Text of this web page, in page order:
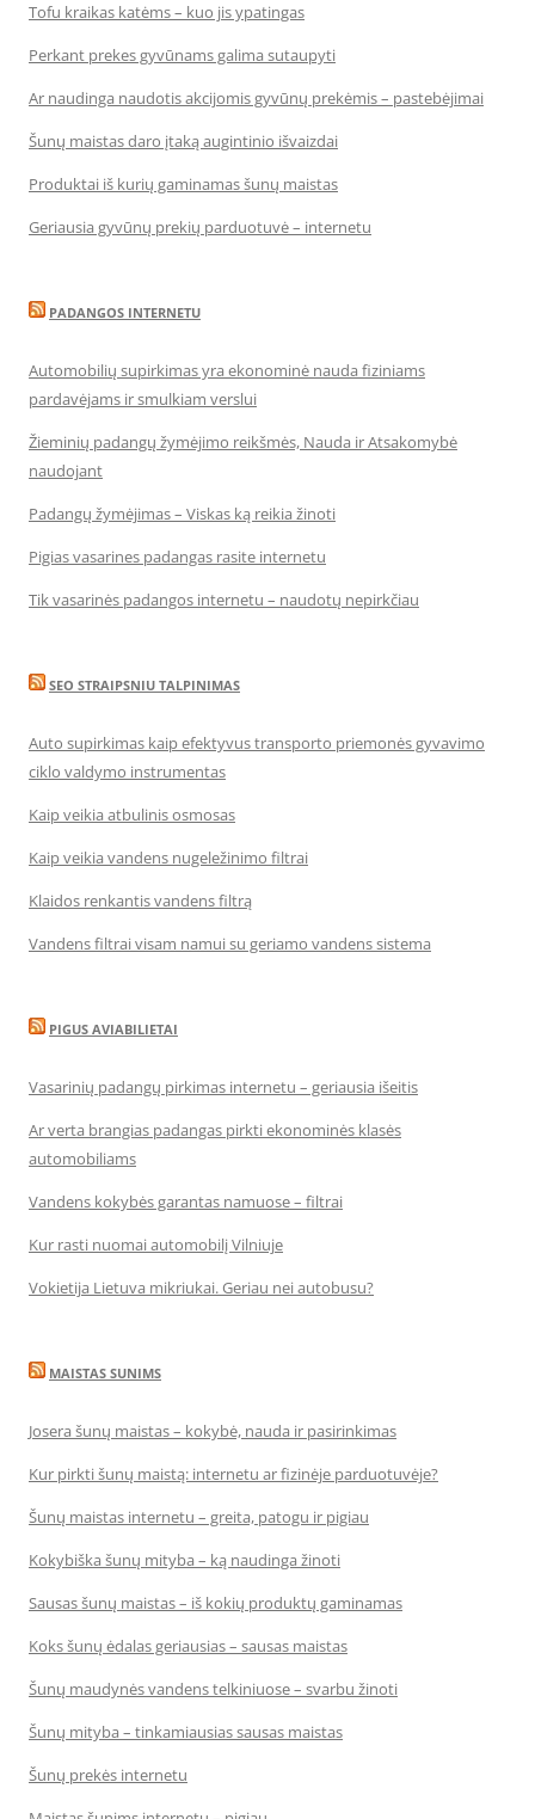
Tofu kraikas katėms – kuo jis ypatingas
Perkant prekes gyvūnams galima sutaupyti
Ar naudinga naudotis akcijomis gyvūnų prekėmis – pastebėjimai
Šunų maistas daro įtaką augintinio išvaizdai
Produktai iš kurių gaminamas šunų maistas
Geriausia gyvūnų prekių parduotuvė – internetu
PADANGOS INTERNETU
Automobilių supirkimas yra ekonominė nauda fiziniams
pardavėjams ir smulkiam verslui
Žieminių padangų žymėjimo reikšmės, Nauda ir Atsakomybė
naudojant
Padangų žymėjimas – Viskas ką reikia žinoti
Pigias vasarines padangas rasite internetu
Tik vasarinės padangos internetu – naudotų nepirkčiau
SEO STRAIPSNIU TALPINIMAS
Auto supirkimas kaip efektyvus transporto priemonės gyvavimo
ciklo valdymo instrumentas
Kaip veikia atbulinis osmosas
Kaip veikia vandens nugeležinimo filtrai
Klaidos renkantis vandens filtrą
Vandens filtrai visam namui su geriamo vandens sistema
PIGUS AVIABILIETAI
Vasarinių padangų pirkimas internetu – geriausia išeitis
Ar verta brangias padangas pirkti ekonominės klasės
automobiliams
Vandens kokybės garantas namuose – filtrai
Kur rasti nuomai automobilį Vilniuje
Vokietija Lietuva mikriukai. Geriau nei autobusu?
MAISTAS SUNIMS
Josera šunų maistas – kokybė, nauda ir pasirinkimas
Kur pirkti šunų maistą: internetu ar fizinėje parduotuvėje?
Šunų maistas internetu – greita, patogu ir pigiau
Kokybiška šunų mityba – ką naudinga žinoti
Sausas šunų maistas – iš kokių produktų gaminamas
Koks šunų ėdalas geriausias – sausas maistas
Šunų maudynės vandens telkiniuose – svarbu žinoti
Šunų mityba – tinkamiausias sausas maistas
Šunų prekės internetu